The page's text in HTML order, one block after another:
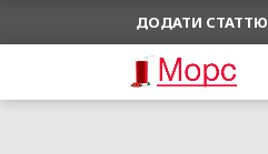
ДОДАТИ СТАТТЮ